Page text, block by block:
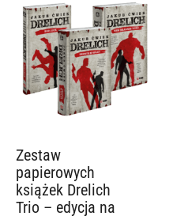
Zestaw
papierowych
książek Drelich
Trio – edycja na